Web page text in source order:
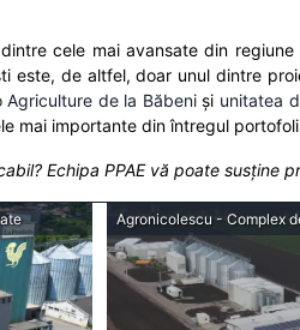
cele mai avansate din
de altfel, doar unul dintre
de la Băbeniși unitatea
mai importante din întregul
Echipa PPAE vă poate susține